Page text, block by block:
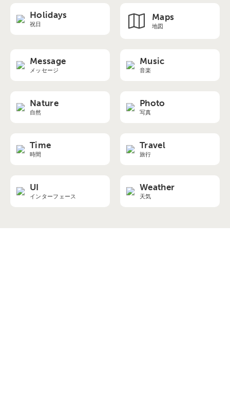
Holidays
祝日
Maps
地図
Message
メッセージ
Music
音楽
Nature
自然
Photo
写真
Time
時間
Travel
旅行
UI
インターフェース
Weather
天気